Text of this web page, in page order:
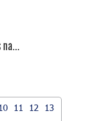
11 12
13